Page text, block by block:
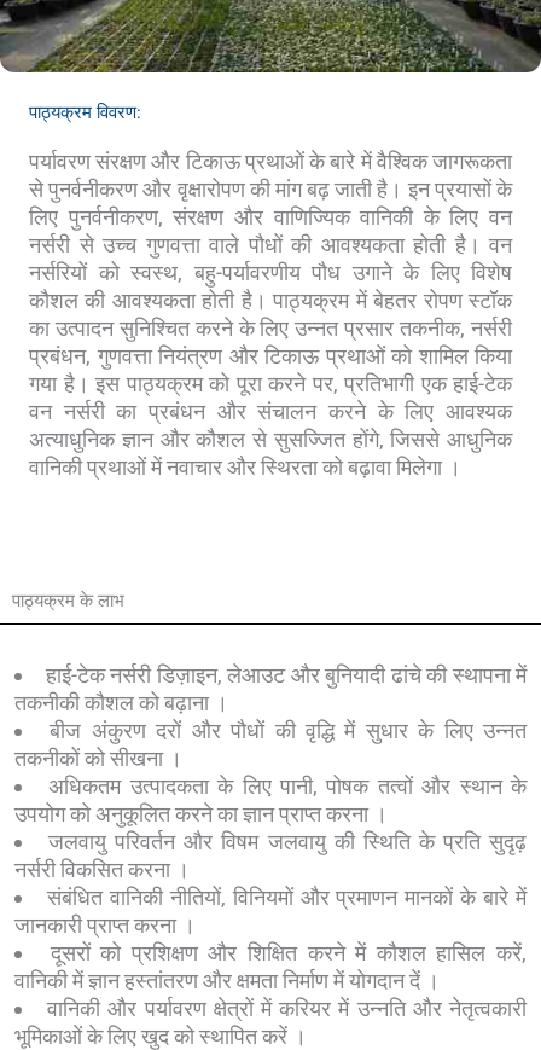
पाठ्यक्रम विवरण:
पर्यावरण संरक्षण और टिकाऊ प्रथाओं के बारे में वैश्विक जागरूकता
से पुनर्वनीकरण और वृक्षारोपण की मांग बढ़ जाती है। इन प्रयासों के
लिए पुनर्वनीकरण, संरक्षण और वाणिज्यिक वानिकी के लिए वन
नर्सरी से उच्च गुणवत्ता वाले पौधों की आवश्यकता होती है। वन
नर्सरियों को स्वस्थ, बहु-पर्यावरणीय पौध उगाने के लिए विशेष
कौशल की आवश्यकता होती है। पाठ्यक्रम में बेहतर रोपण स्टॉक
का उत्पादन सुनिश्चित करने के लिए उन्नत प्रसार तकनीक, नर्सरी
प्रबंधन, गुणवत्ता नियंत्रण और टिकाऊ प्रथाओं को शामिल किया
गया है। इस पाठ्यक्रम को पूरा करने पर, प्रतिभागी एक हाई-टेक
वन नर्सरी का प्रबंधन और संचालन करने के लिए आवश्यक
अत्याधुनिक ज्ञान और कौशल से सुसज्जित होंगे, जिससे आधुनिक
वानिकी प्रथाओं में नवाचार और स्थिरता को बढ़ावा मिलेगा ।
पाठ्यक्रम के लाभ
हाई-टेक नर्सरी डिज़ाइन, लेआउट और बुनियादी ढांचे की स्थापना में
तकनीकी कौशल को बढ़ाना ।
बीज अंकुरण दरों और पौधों की वृद्धि में सुधार के लिए उन्नत
तकनीकों को सीखना ।
अधिकतम उत्पादकता के लिए पानी, पोषक तत्वों और स्थान के
उपयोग को अनुकूलित करने का ज्ञान प्राप्त करना ।
जलवायु परिवर्तन और विषम जलवायु की स्थिति के प्रति सुदृढ़
नर्सरी विकसित करना ।
संबंधित वानिकी नीतियों, विनियमों और प्रमाणन मानकों के बारे में
जानकारी प्राप्त करना ।
दूसरों को प्रशिक्षण और शिक्षित करने में कौशल हासिल करें,
वानिकी में ज्ञान हस्तांतरण और क्षमता निर्माण में योगदान दें ।
वानिकी और पर्यावरण क्षेत्रों में करियर में उन्नति और नेतृत्वकारी
भूमिकाओं के लिए खुद को स्थापित करें ।